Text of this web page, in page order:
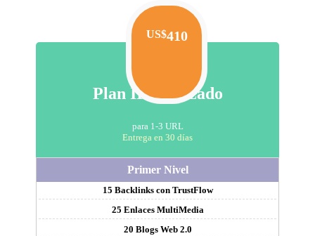
US$410
Plan III Avanzado
para 1-3 URL
Entrega en 30 días
Primer Nivel
15 Backlinks con TrustFlow
25 Enlaces MultiMedia
20 Blogs Web 2.0